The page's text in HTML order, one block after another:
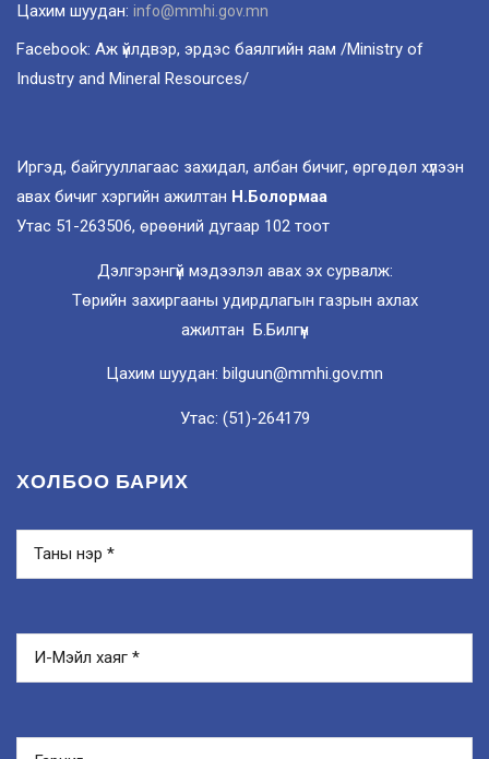
Цахим шуудан: info@mmhi.gov.mn
Facebook: Аж үйлдвэр, эрдэс баялгийн яам /Ministry of
Industry and Mineral Resources/
Иргэд, байгууллагаас захидал, албан бичиг, өргөдөл хүлээн
авах бичиг хэргийн ажилтан Н.Болормаа
Утас 51-263506, өрөөний дугаар 102 тоот
Дэлгэрэнгүй мэдээлэл авах эх сурвалж:
Төрийн захиргааны удирдлагын газрын ахлах
ажилтан Б.Билгүүн
Цахим шуудан: bilguun@mmhi.gov.mn
Утас: (51)-264179
ХОЛБОО БАРИХ